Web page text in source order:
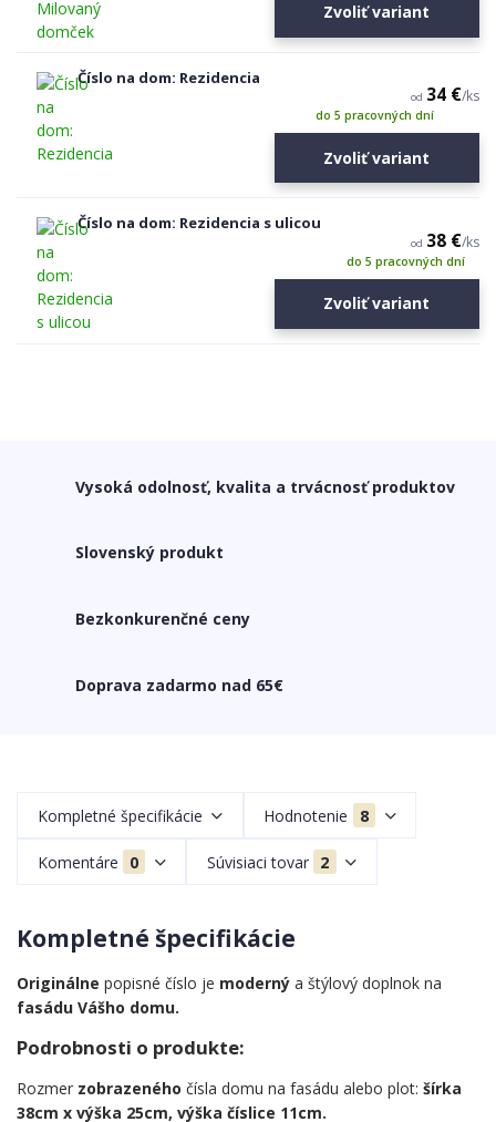
Zvoliť variant
Číslo na dom: Rezidencia
od 34 €/ks
do 5 pracovných dní
Zvoliť variant
Číslo na dom: Rezidencia s ulicou
od 38 €/ks
do 5 pracovných dní
Zvoliť variant
Vysoká odolnosť, kvalita a trvácnosť produktov
Slovenský produkt
Bezkonkurenčné ceny
Doprava zadarmo nad 65€
Kompletné špecifikácie Hodnotenie 8
Komentáre 0 Súvisiaci tovar 2
Kompletné špecifikácie
Originálne popisné číslo je moderný a štýlový doplnok na
fasádu Vášho domu.
Podrobnosti o produkte:
Rozmer zobrazeného čísla domu na fasádu alebo plot: šírka
38cm x výška 25cm, výška číslice 11cm.